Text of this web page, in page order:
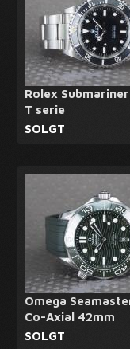
Rolex
T serie
SOLGT
Omega
Co-Axial 42mm
SOLGT